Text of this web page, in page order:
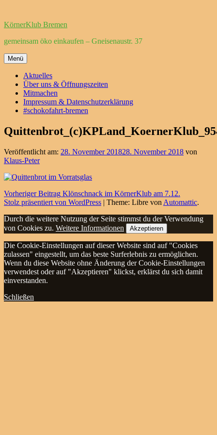
springen
KörnerKlub Bremen
gemeinsam öko einkaufen – Gneisenaustr. 37
Menü
Aktuelles
Über uns & Öffnungszeiten
Mitmachen
Impressum & Datenschutzerklärung
#schokofahrt-bremen
Veröffentlicht am: 28. November 201828. November 2018 von
Klaus-Peter
Beitragsnavigation
Vorheriger Beitrag Klönschnack im KörnerKlub am 7.12.
Stolz präsentiert von WordPress | Theme: Libre von Automattic.
Durch die weitere Nutzung der Seite stimmst du der Verwendung
von Cookies zu. Weitere Informationen Akzeptieren
Die Cookie-Einstellungen auf dieser Website sind auf "Cookies
zulassen" eingestellt, um das beste Surferlebnis zu ermöglichen.
Wenn du diese Website ohne Änderung der Cookie-Einstellungen
verwendest oder auf "Akzeptieren" klickst, erklärst du sich damit
einverstanden.
Schließen